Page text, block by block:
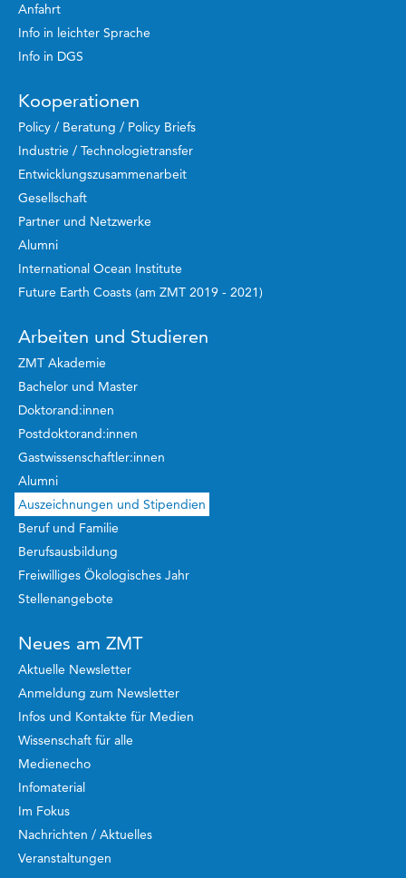
Anfahrt
Info in leichter Sprache
Info in DGS
Kooperationen
Policy / Beratung / Policy Briefs
Industrie / Technologietransfer
Entwicklungszusammenarbeit
Gesellschaft
Partner und Netzwerke
Alumni
International Ocean Institute
Future Earth Coasts (am ZMT 2019 - 2021)
Arbeiten und Studieren
ZMT Akademie
Bachelor und Master
Doktorand:innen
Postdoktorand:innen
Gastwissenschaftler:innen
Alumni
Auszeichnungen und Stipendien
Beruf und Familie
Berufsausbildung
Freiwilliges Ökologisches Jahr
Stellenangebote
Neues am ZMT
Aktuelle Newsletter
Anmeldung zum Newsletter
Infos und Kontakte für Medien
Wissenschaft für alle
Medienecho
Infomaterial
Im Fokus
Nachrichten / Aktuelles
Veranstaltungen